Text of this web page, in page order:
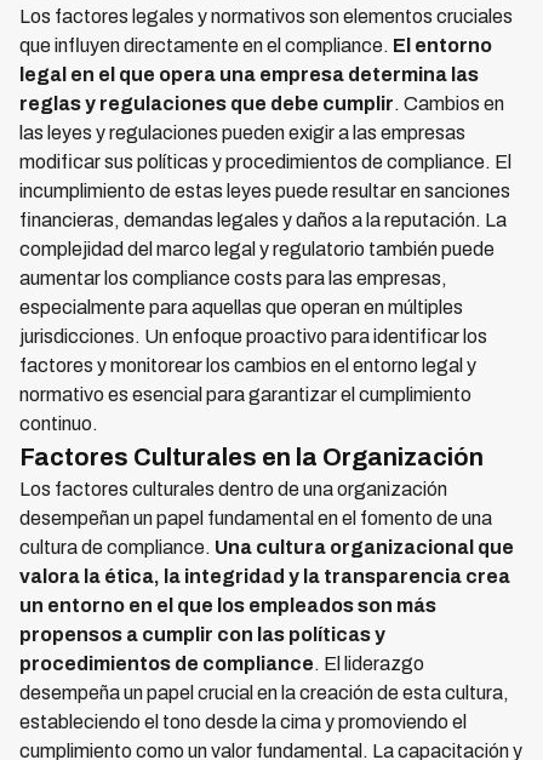
Los factores legales y normativos son elementos cruciales
que influyen directamente en el compliance. El entorno
legal en el que opera una empresa determina las
reglas y regulaciones que debe cumplir. Cambios en
las leyes y regulaciones pueden exigir a las empresas
modificar sus políticas y procedimientos de compliance. El
incumplimiento de estas leyes puede resultar en sanciones
financieras, demandas legales y daños a la reputación. La
complejidad del marco legal y regulatorio también puede
aumentar los compliance costs para las empresas,
especialmente para aquellas que operan en múltiples
jurisdicciones. Un enfoque proactivo para identificar los
factores y monitorear los cambios en el entorno legal y
normativo es esencial para garantizar el cumplimiento
continuo.
Factores Culturales en la Organización
Los factores culturales dentro de una organización
desempeñan un papel fundamental en el fomento de una
cultura de compliance. Una cultura organizacional que
valora la ética, la integridad y la transparencia crea
un entorno en el que los empleados son más
propensos a cumplir con las políticas y
procedimientos de compliance. El liderazgo
desempeña un papel crucial en la creación de esta cultura,
estableciendo el tono desde la cima y promoviendo el
cumplimiento como un valor fundamental. La capacitación y